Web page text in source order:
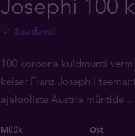
Josephi 100
Saadaval
100 koroona kuldmünti
keiser Franz Joseph I
ajalooliste Austria müntide
Müük Ost